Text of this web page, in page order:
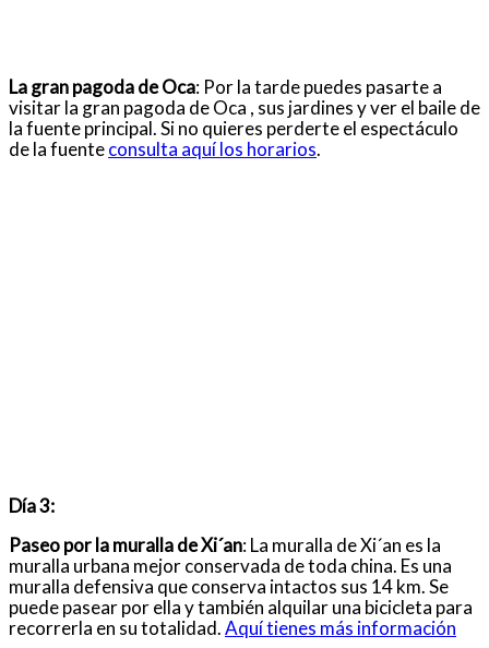
La gran pagoda de Oca: Por la tarde puedes pasarte a
visitar la gran pagoda de Oca , sus jardines y ver el baile de
la fuente principal. Si no quieres perderte el espectáculo
de la fuenteconsulta aquí los horarios.
Día 3:
Paseo por la muralla de Xi´an: La muralla de Xi´an es la
muralla urbana mejor conservada de toda china. Es una
muralla defensiva que conserva intactos sus 14 km. Se
puede pasear por ella y también alquilar una bicicleta para
recorrerla en su totalidad.Aquí tienes más información